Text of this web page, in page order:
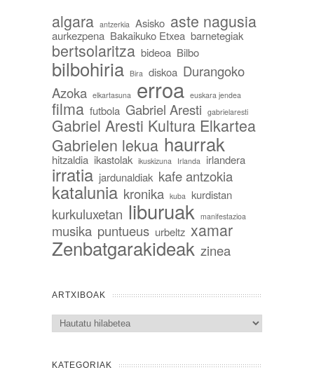
algara antzerkia Asisko aste nagusia
aurkezpena Bakaikuko Etxea barnetegiak
bertsolaritza bideoa Bilbo
bilbohiria Bira diskoa Durangoko
Azoka elkartasuna erroa euskara jendea
filma futbola Gabriel Aresti gabrielaresti
Gabriel Aresti Kultura Elkartea
Gabrielen lekua haurrak
hitzaldia ikastolak ikuskizuna Irlanda irlandera
irratia jardunaldiak kafe antzokia
katalunia kronika kuba kurdistan
kurkuluxetan liburuak manifestazioa
musika puntueus urbeltz xamar
Zenbatgarakideak zinea
ARTXIBOAK
Artxiboak
KATEGORIAK